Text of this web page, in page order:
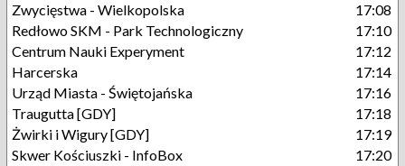
Zwycięstwa - Wielkopolska
17:08
Redłowo SKM - Park Technologiczny
17:10
Centrum Nauki Experyment
17:12
Harcerska
17:14
Urząd Miasta - Świętojańska
17:16
Traugutta [GDY]
17:18
Żwirki i Wigury [GDY]
17:19
Skwer Kościuszki - InfoBox
17:20